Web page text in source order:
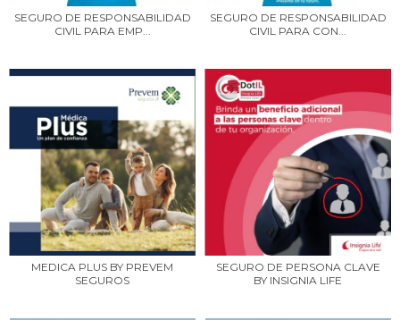
SEGURO DE RESPONSABILIDAD
CIVIL PARA EMP...
SEGURO DE RESPONSABILIDAD
CIVIL PARA CON...
MEDICA PLUS BY PREVEM
SEGUROS
SEGURO DE PERSONA CLAVE
BY INSIGNIA LIFE